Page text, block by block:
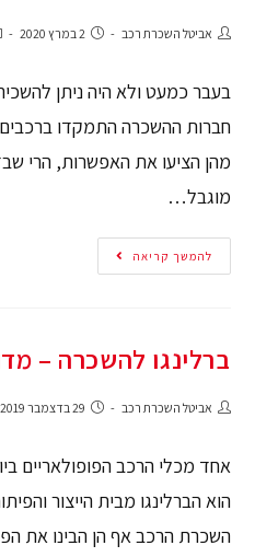
אביטל השכרת רכב 2 במרץ 2020
בעבר כמעט ולא היה ניתן
חברות ההשכרה התמקדו
מהן הציעו את האפשרות, הרי
מוגבל…
להמשך קריאה
ברלינגו להשכרה –
אביטל השכרת רכב 29 בדצמבר 2019
אחד מכלי הרכב הפופולאריים
הוא הברלינגו מבית הייצור
השכרת הרכב אף הן הבינו את